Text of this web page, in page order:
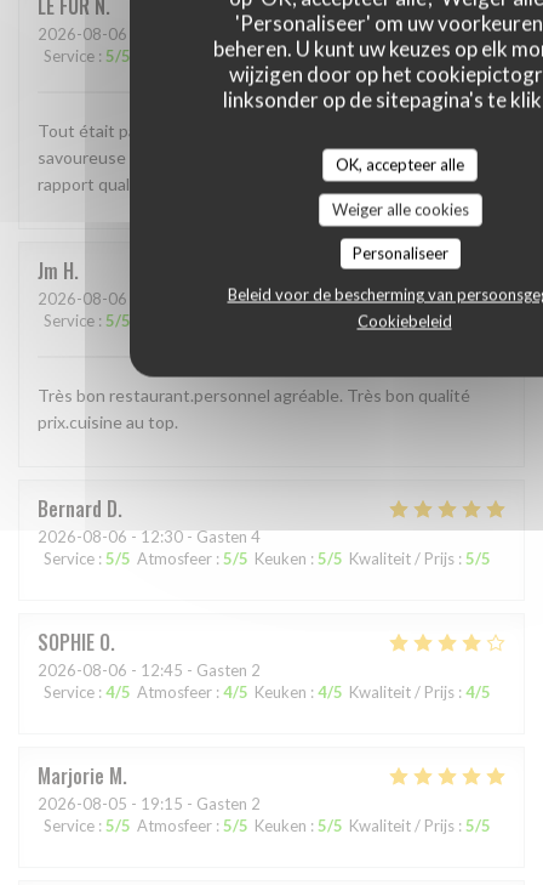
'Personaliseer' om uw
beheren. U kunt uw keuzes op elk
wijzigen door op het
linksonder op de sitepagina's te
OK, accepteer alle
Weiger alle cookies
Personaliseer
Beleid voor de bescherming van
Cookiebeleid
2026-08-06 - 12:15 - Gasten 2
Service : 5/5 :5/5 Keuken: 5/5 Kwaliteit / Prijs : 5/5
Tout était parfait! Une belle terrasse extérieure, une cuisine
savoureuse maison et un service au top! Pour un très bon
rapport qualité prix. Merci de nous avoir régalés!
Jm H
2026-08-06 - 12:45 - Gasten 2
Service : 5/5 Kwaliteit / Prijs
Très bon restaurant.personnel agréable. Très bon qualité
prix.cuisine au top.
Bernard D
2026-08-06 - 12:30 - Gasten 4
Service : 5/5 Atmosfeer : 5/5 Keuken : 5/5 Kwaliteit / Prijs : 5/5
SOPHIE O
2026-08-06 - 12:45 - Gasten 2
Service : 4/5 Atmosfeer : 4/5 Keuken : 4/5 Kwaliteit / Prijs : 4/5
Marjorie M
2026-08-05 - 19:15 - Gasten 2
Service : 5/5 Atmosfeer : 5/5 Keuken : 5/5 Kwaliteit / Prijs : 5/5